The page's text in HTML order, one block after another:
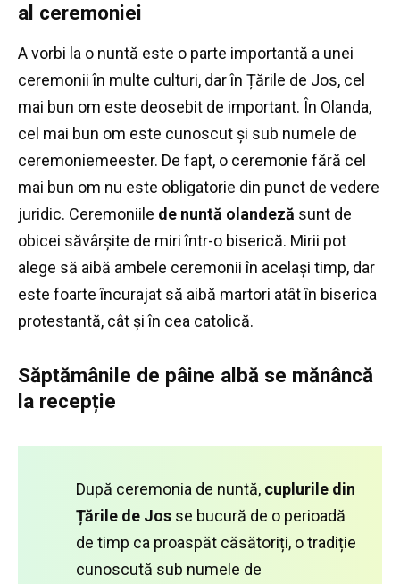
al ceremoniei
A vorbi la o nuntă este o parte importantă a unei
ceremonii în multe culturi, dar în Țările de Jos, cel
mai bun om este deosebit de important. În Olanda,
cel mai bun om este cunoscut și sub numele de
ceremoniemeester. De fapt, o ceremonie fără cel
mai bun om nu este obligatorie din punct de vedere
juridic. Ceremoniile de nuntă olandeză sunt de
obicei săvârșite de miri într-o biserică. Mirii pot
alege să aibă ambele ceremonii în același timp, dar
este foarte încurajat să aibă martori atât în ​​biserica
protestantă, cât și în cea catolică.
Săptămânile de pâine albă se mănâncă
la recepție
După ceremonia de nuntă, cuplurile din
Țările de Jos se bucură de o perioadă
de timp ca proaspăt căsătoriți, o tradiție
cunoscută sub numele de